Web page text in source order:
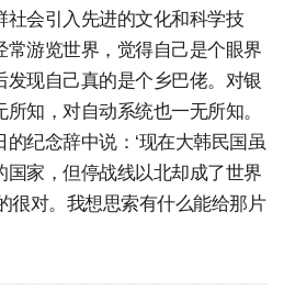
社会引入先进的文化和科学技
游览世界，觉得自己是个眼界
现自己真的是个乡巴佬。对银
知，对自动系统也一无所知。
纪念辞中说：‘现在大韩民国虽
家，但停战线以北却成了世界
很对。我想思索有什么能给那片